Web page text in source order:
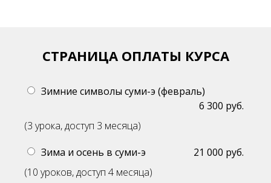
СТРАНИЦА ОПЛАТЫ КУРСА
Зимние символы суми-э (февраль)
6 300 руб.
(3 урока, доступ 3 месяца)
Зима и осень в суми-э
21 000 руб.
(10 уроков, доступ 4 месяца)